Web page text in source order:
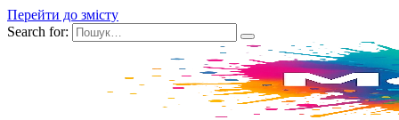
Перейти до змісту
Search for: